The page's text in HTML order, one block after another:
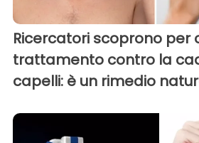
Ricercatori scoprono per
trattamento contro la
capelli: è un rimedio